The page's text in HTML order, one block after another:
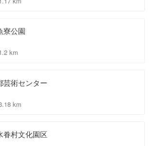
寮公園
km
芸術センター
km
眷村文化園区